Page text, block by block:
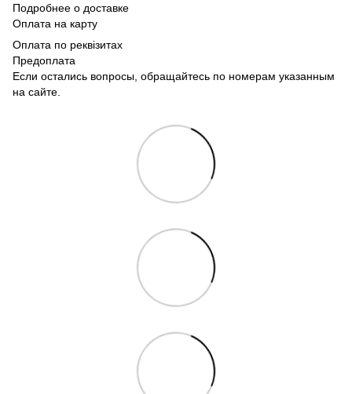
Подробнее о доставке
Оплата на карту
Оплата по реквізитах
Предоплата
Если остались вопросы, обращайтесь по номерам указанным
на сайте.